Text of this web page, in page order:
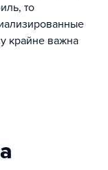
то
крайне важна